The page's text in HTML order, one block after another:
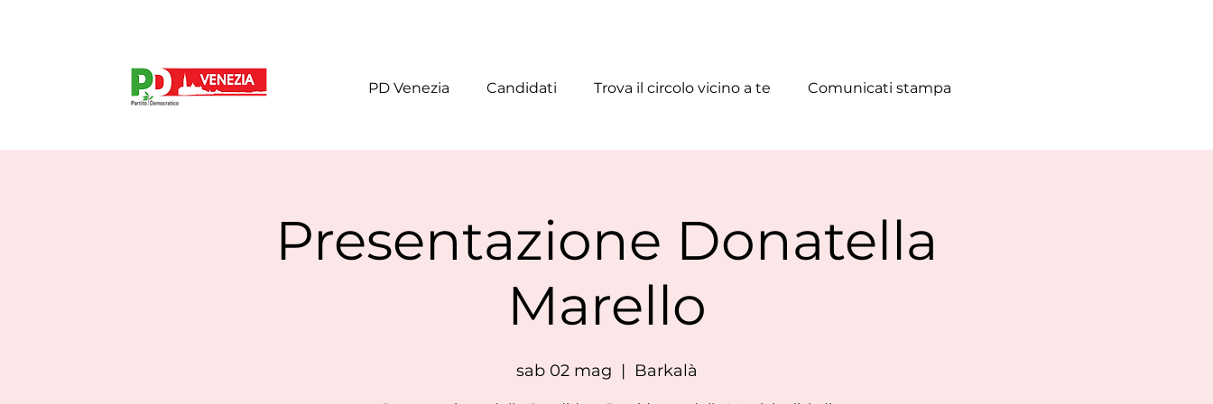
PD Venezia Candidati Trova il circolo vicino a te Comunicati stampa
Presentazione Donatella
Marello
sab 02 mag
  |
Barkalà